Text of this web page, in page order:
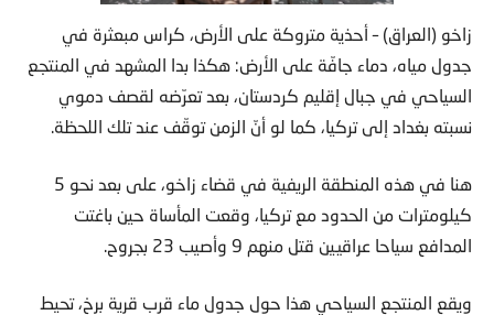
زاخو (العراق) – أحذية متروكة على الأرض، كراس مبعثرة في
جدول مياه، دماء جافّة على الأرض: هكذا بدا المشهد في المنتجع
السياحي في جبال إقليم كردستان، بعد تعرّضه لقصف دموي
نسبته بغداد إلى تركيا، كما لو أنّ الزمن توقّف عند تلك اللحظة.
هنا في هذه المنطقة الريفية في قضاء زاخو، على بعد نحو 5
كيلومترات من الحدود مع تركيا، وقعت المأساة حين باغتت
المدافع سياحا عراقيين قتل منهم 9 وأصيب 23 بجروح.
ويقع المنتجع السياحي هذا حول جدول ماء قرب قرية برخ، تحيط